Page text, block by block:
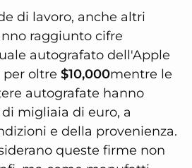
di lavoro, anche altri
raggiunto cifre
autografato dell'Apple
per oltre $10,000mentre le
autografate hanno
migliaia di euro, a
e della provenienza.
queste firme non